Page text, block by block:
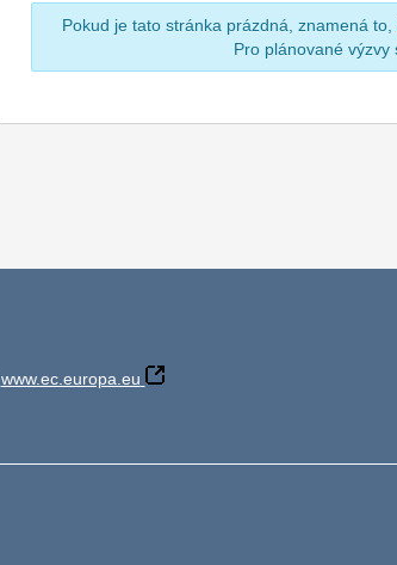
Pokud je tato stránka prázdná, znamená
Pro plánované výzvy
www.ec.europa.eu